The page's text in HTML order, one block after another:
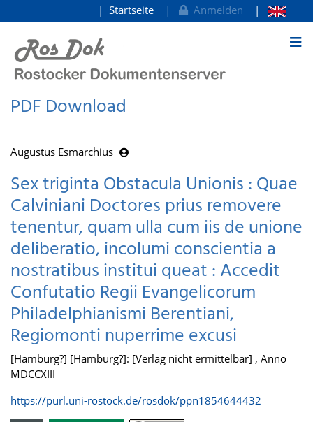
zum Inhalt
Startseite Anmelden
PDF Download
Augustus Esmarchius
Sex triginta Obstacula Unionis : Quae
Calviniani Doctores prius removere
tenentur, quam ulla cum iis de unione
deliberatio, incolumi conscientia a
nostratibus institui queat : Accedit
Confutatio Regii Evangelicorum
Philadelphianismi Berentiani,
Regiomonti nuperrime excusi
[Hamburg?] [Hamburg?]: [Verlag nicht ermittelbar] , Anno
MDCCXIII
https://purl.uni-rostock.de/rosdok/ppn1854644432